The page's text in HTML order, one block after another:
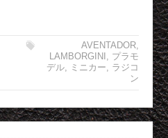
AVENTADOR,
LAMBORGINI , プラモ
デル, ミニカー, ラジコ
ン